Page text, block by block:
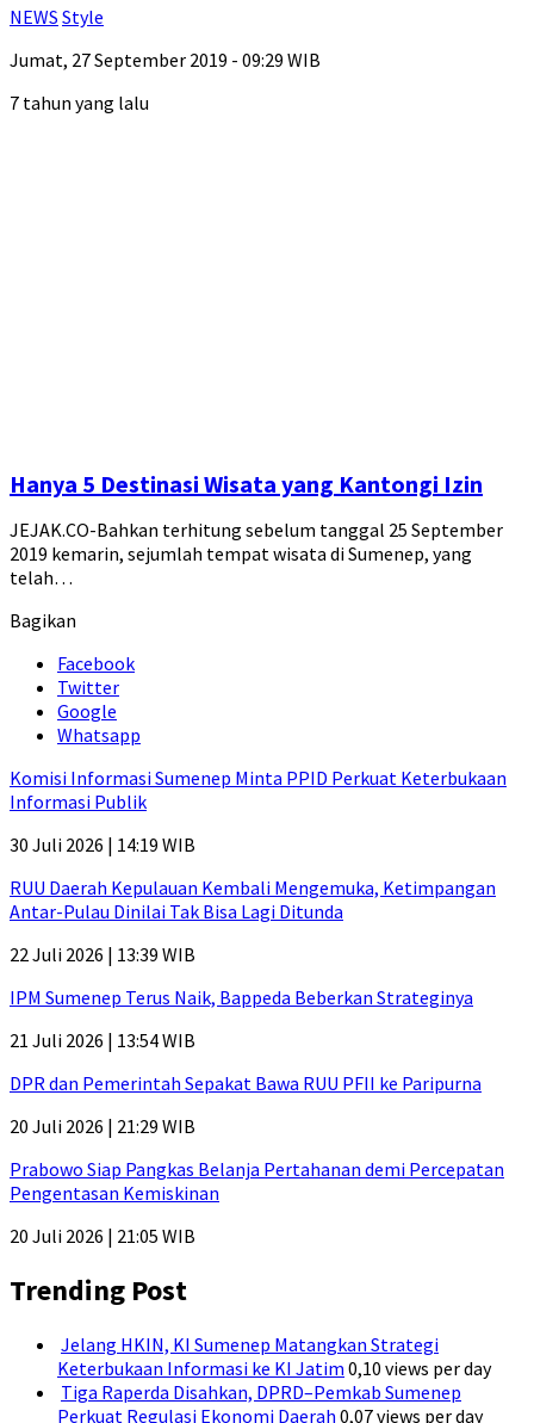
NEWS Style
Jumat, 27 September 2019 - 09:29 WIB
7 tahun yang lalu
Hanya 5 Destinasi Wisata yang Kantongi Izin
JEJAK.CO-Bahkan terhitung sebelum tanggal 25 September
2019 kemarin, sejumlah tempat wisata di Sumenep, yang
telah…
Bagikan
Facebook
Twitter
Google
Whatsapp
Komisi Informasi Sumenep Minta PPID Perkuat Keterbukaan
Informasi Publik
30 Juli 2026 | 14:19 WIB
RUU Daerah Kepulauan Kembali Mengemuka, Ketimpangan
Antar-Pulau Dinilai Tak Bisa Lagi Ditunda
22 Juli 2026 | 13:39 WIB
IPM Sumenep Terus Naik, Bappeda Beberkan Strateginya
21 Juli 2026 | 13:54 WIB
DPR dan Pemerintah Sepakat Bawa RUU PFII ke Paripurna
20 Juli 2026 | 21:29 WIB
Prabowo Siap Pangkas Belanja Pertahanan demi Percepatan
Pengentasan Kemiskinan
20 Juli 2026 | 21:05 WIB
Trending Post
Jelang HKIN, KI Sumenep Matangkan Strategi
Keterbukaan Informasi ke KI Jatim 0,10 views per day
Tiga Raperda Disahkan, DPRD–Pemkab Sumenep
Perkuat Regulasi Ekonomi Daerah 0,07 views per day